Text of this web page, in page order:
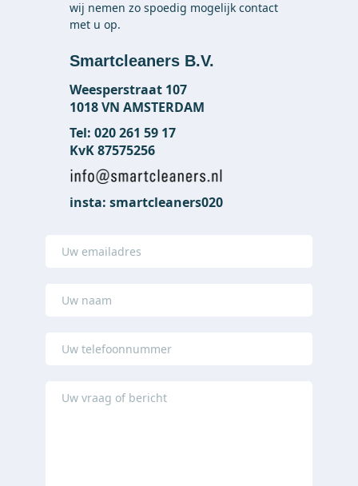
wij nemen zo spoedig mogelijk contact
met u op.
Smartcleaners B.V.
Weesperstraat 107
1018 VN AMSTERDAM
Tel: 020 261 59 17
KvK 87575256
insta: smartcleaners020